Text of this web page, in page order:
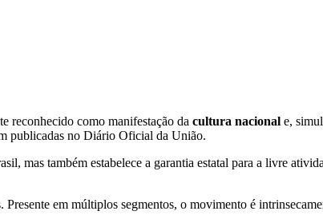
reconhecido como manifestação da cultura nacional e,
publicadas no Diário Oficial da União.
mas também estabelece a garantia estatal para a livre
em múltiplos segmentos, o movimento é